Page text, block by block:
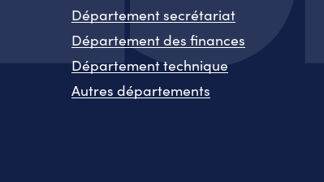
Département secrétariat
Département des finances
Département technique
Autres départements